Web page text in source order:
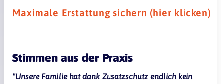
Maximale Erstattung sichern (hier klicken)
Stimmen aus der Praxis
"Unsere Familie hat dank Zusatzschutz endlich kein